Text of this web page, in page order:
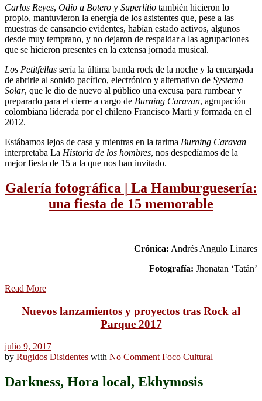
Carlos Reyes, Odio a Botero y Superlitio también hicieron lo
propio, mantuvieron la energía de los asistentes que, pese a las
muestras de cansancio evidentes, habían estado activos, algunos
desde muy temprano, y no dejaron de respaldar a las agrupaciones
que se hicieron presentes en la extensa jornada musical.
Los Petitfellas sería la última banda rock de la noche y la encargada
de abrirle al sonido pacífico, electrónico y alternativo de Systema
Solar, que le dio de nuevo al público una excusa para rumbear y
prepararlo para el cierre a cargo de Burning Caravan, agrupación
colombiana liderada por el chileno Francisco Marti y formada en el
2012.
Estábamos lejos de casa y mientras en la tarima Burning Caravan
interpretaba La Historia de los hombres, nos despedíamos de la
mejor fiesta de 15 a la que nos han invitado.
Galería fotográfica | La Hamburguesería:
una fiesta de 15 memorable
Crónica: Andrés Angulo Linares
Fotografía: Jhonatan ‘Tatán’
Read More
Nuevos lanzamientos y proyectos tras Rock al
Parque 2017
julio 9, 2017
by Rugidos Disidentes with No Comment Foco Cultural
Darkness, Hora local, Ekhymosis